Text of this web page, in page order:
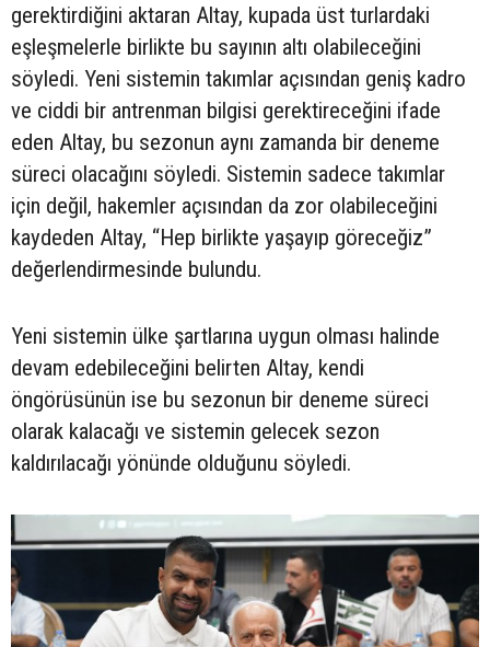
gerektirdiğini aktaran Altay, kupada üst turlardaki
eşleşmelerle birlikte bu sayının altı olabileceğini
söyledi. Yeni sistemin takımlar açısından geniş kadro
ve ciddi bir antrenman bilgisi gerektireceğini ifade
eden Altay, bu sezonun aynı zamanda bir deneme
süreci olacağını söyledi. Sistemin sadece takımlar
için değil, hakemler açısından da zor olabileceğini
kaydeden Altay, “Hep birlikte yaşayıp göreceğiz”
değerlendirmesinde bulundu.
Yeni sistemin ülke şartlarına uygun olması halinde
devam edebileceğini belirten Altay, kendi
öngörüsünün ise bu sezonun bir deneme süreci
olarak kalacağı ve sistemin gelecek sezon
kaldırılacağı yönünde olduğunu söyledi.